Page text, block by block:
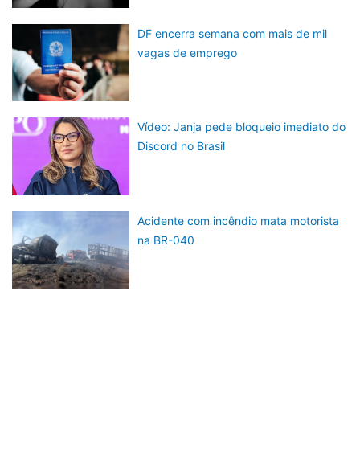
DF encerra semana com mais de mil
vagas de emprego
Vídeo: Janja pede bloqueio imediato do
Discord no Brasil
Acidente com incêndio mata motorista
na BR-040